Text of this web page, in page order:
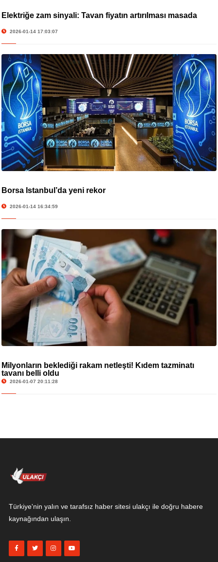
Elektriğe zam sinyali: Tavan fiyatın artırılması masada
2026-01-14 17:03:07
Borsa İstanbul’da yeni rekor
2026-01-14 16:34:59
Milyonların beklediği rakam netleşti! Kıdem tazminatı
tavanı belli oldu
2026-01-07 20:11:28
Türkiye'nin yalın ve tarafsız haber sitesi ulakçı ile doğru habere
kaynağından ulaşın.